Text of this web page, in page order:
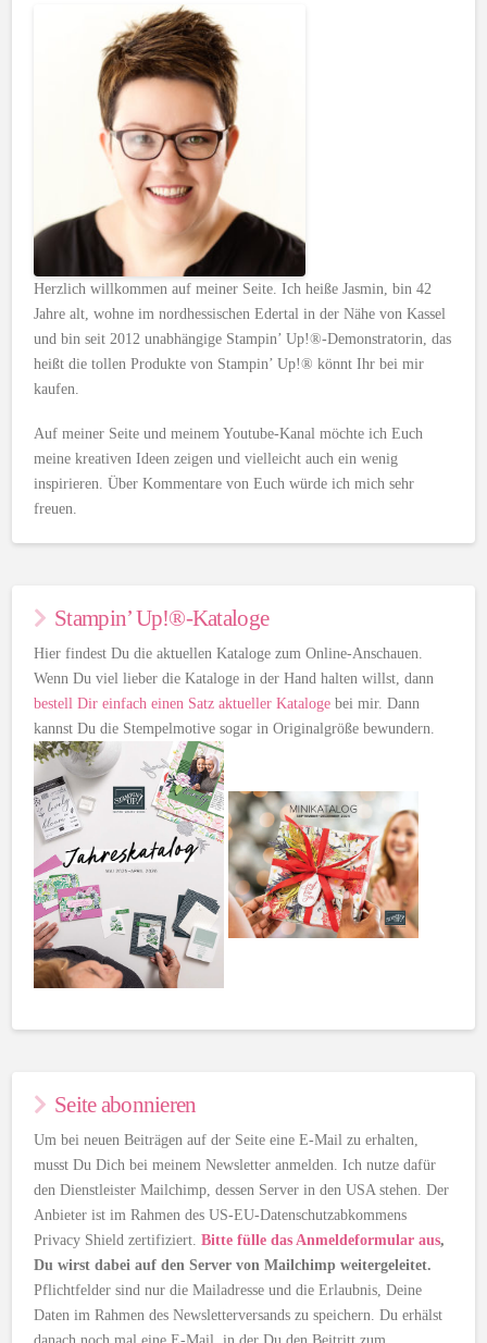
Herzlich willkommen auf meiner Seite. Ich heiße Jasmin, bin 42
Jahre alt, wohne im nordhessischen Edertal in der Nähe von Kassel
und bin seit 2012 unabhängige Stampin’ Up!®-Demonstratorin, das
heißt die tollen Produkte von Stampin’ Up!® könnt Ihr bei mir
kaufen.
Auf meiner Seite und meinem Youtube-Kanal möchte ich Euch
meine kreativen Ideen zeigen und vielleicht auch ein wenig
inspirieren. Über Kommentare von Euch würde ich mich sehr
freuen.
Stampin’ Up!®-Kataloge
Hier findest Du die aktuellen Kataloge zum Online-Anschauen.
Wenn Du viel lieber die Kataloge in der Hand halten willst, dann
bestell Dir einfach einen Satz aktueller Kataloge bei mir. Dann
kannst Du die Stempelmotive sogar in Originalgröße bewundern.
Seite abonnieren
Um bei neuen Beiträgen auf der Seite eine E-Mail zu erhalten,
musst Du Dich bei meinem Newsletter anmelden. Ich nutze dafür
den Dienstleister Mailchimp, dessen Server in den USA stehen. Der
Anbieter ist im Rahmen des US-EU-Datenschutzabkommens
Privacy Shield zertifiziert.Bitte fülle das Anmeldeformular aus,
Du wirst dabei auf den Server von Mailchimp weitergeleitet.
Pflichtfelder sind nur die Mailadresse und die Erlaubnis, Deine
Daten im Rahmen des Newsletterversands zu speichern. Du erhälst